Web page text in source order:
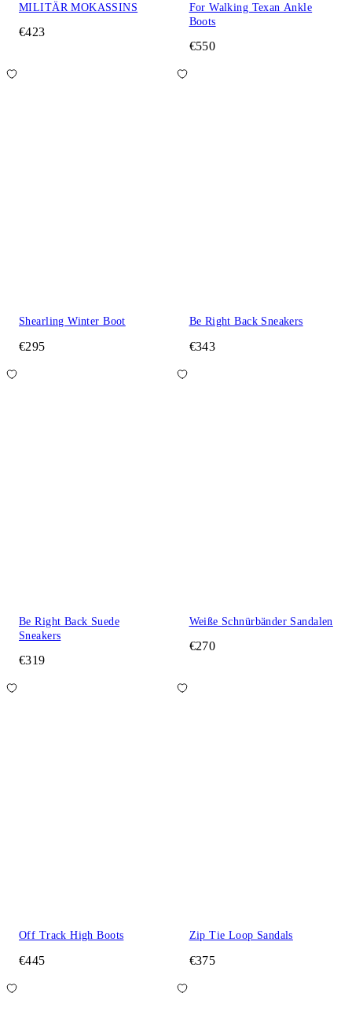
MILITÄR MOKASSINS
€423
For Walking Texan Ankle
Boots
€550
Shearling Winter Boot
€295
Be Right Back Sneakers
€343
Be Right Back Suede
Sneakers
€319
Weiße Schnürbänder Sandalen
€270
Off Track High Boots
€445
Zip Tie Loop Sandals
€375